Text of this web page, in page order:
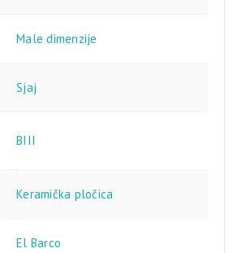
Male dimenzije
Sjaj
BIII
Keramička pločica
El Barco